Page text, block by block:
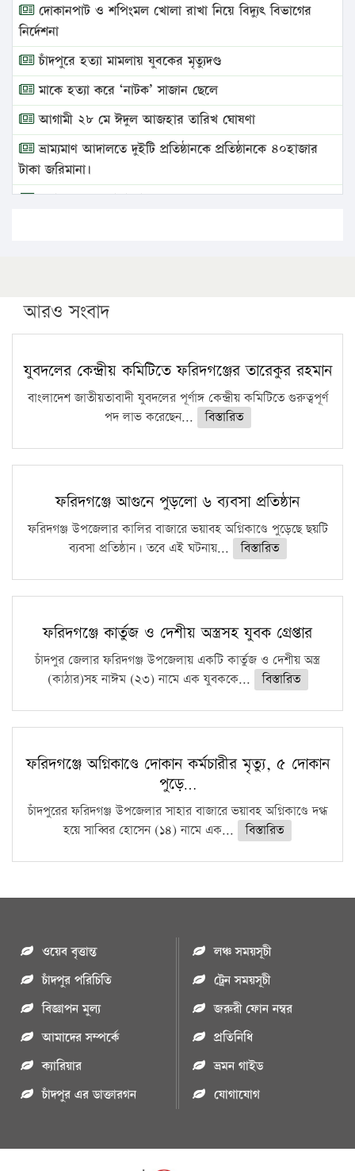
দোকানপাট ও শপিংমল খোলা রাখা নিয়ে বিদ্যুৎ বিভাগের
নির্দেশনা
চাঁদপুরে হত্যা মামলায় যুবকের মৃত্যুদণ্ড
মাকে হত্যা করে ‘নাটক’ সাজান ছেলে
আগামী ২৮ মে ঈদুল আজহার তারিখ ঘোষণা
ভ্রাম্যমাণ আদালতে দুইটি প্রতিষ্ঠানকে প্রতিষ্ঠানকে ৪০হাজার
টাকা জরিমানা।
এবার লঞ্চের ভাড়া বাড়ল
পিএইচডি করছেন কুয়েটের কৃতি…
সারা দেশে বজ্রাঘাতে ১৪ জনের প্রাণহানি
কঠোর হচ্ছে এসএসসি ও এইচএসসি পরীক্ষা
ফরিদগঞ্জে আগুনে পুড়লো ৬ ব্যবসা প্রতিষ্ঠান
আরও সংবাদ
যুবদলের কেন্দ্রীয় কমিটিতে ফরিদগঞ্জের তারেকুর রহমান
বাংলাদেশ জাতীয়তাবাদী যুবদলের পূর্ণাঙ্গ কেন্দ্রীয় কমিটিতে গুরুত্বপূর্ণ
পদ লাভ করেছেন...
বিস্তারিত
ফরিদগঞ্জে আগুনে পুড়লো ৬ ব্যবসা প্রতিষ্ঠান
ফরিদগঞ্জ উপজেলার কালির বাজারে ভয়াবহ অগ্নিকাণ্ডে পুড়েছে ছয়টি
ব্যবসা প্রতিষ্ঠান। তবে এই ঘটনায়...
বিস্তারিত
ফরিদগঞ্জে কার্তুজ ও দেশীয় অস্ত্রসহ যুবক গ্রেপ্তার
চাঁদপুর জেলার ফরিদগঞ্জ উপজেলায় একটি কার্তুজ ও দেশীয় অস্ত্র
(কাঠার)সহ নাঈম (২৩) নামে এক যুবককে...
বিস্তারিত
ফরিদগঞ্জে অগ্নিকাণ্ডে দোকান কর্মচারীর মৃত্যু, ৫ দোকান
পুড়ে…
চাঁদপুরের ফরিদগঞ্জ উপজেলার সাহার বাজারে ভয়াবহ অগ্নিকাণ্ডে দগ্ধ
হয়ে সাব্বির হোসেন (১৪) নামে এক...
বিস্তারিত
ওয়েব বৃত্তান্ত
চাঁদপুর পরিচিতি
বিজ্ঞাপন মুল্য
আমাদের সম্পর্কে
ক্যারিয়ার
চাঁদপুর এর ডাক্তারগন
লঞ্চ সময়সূচী
ট্রেন সময়সূচী
জরুরী ফোন নম্বর
প্রতিনিধি
ভ্রমন গাইড
যোগাযোগ